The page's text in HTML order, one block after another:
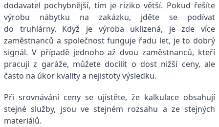
dodavatel pochybnější, tím je riziko větší. Pokud řešíte
výrobu nábytku na zakázku, jděte se podívat
do truhlárny. Když je výroba uklizená, je zde více
zaměstnanců a společnost funguje řadu let, je to dobrý
signál. V případě jednoho až dvou zaměstnanců, kteří
pracují z garáže, můžete docílit o dost nižší ceny, ale
často na úkor kvality a nejistoty výsledku.
Při srovnávání ceny se ujistěte, že kalkulace obsahují
stejné služby, jsou ve stejném rozsahu a ze stejných
materiálů.